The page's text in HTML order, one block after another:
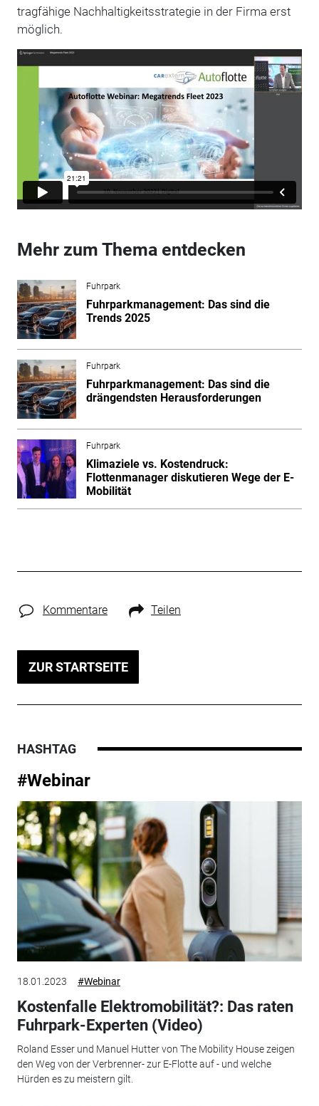
tragfähige Nachhaltigkeitsstrategie in der Firma erst
möglich.
Mehr zum Thema entdecken
Fuhrpark
Fuhrparkmanagement: Das sind die
Trends 2025
Fuhrpark
Fuhrparkmanagement: Das sind die
drängendsten Herausforderungen
Fuhrpark
Klimaziele vs. Kostendruck:
Flottenmanager diskutieren Wege der E-
Mobilität
Kommentare Teilen
ZUR STARTSEITE
HASHTAG
#Webinar
18.01.2023 #Webinar
Kostenfalle Elektromobilität?: Das raten
Fuhrpark-Experten (Video)
Roland Esser und Manuel Hutter von The Mobility House zeigen
den Weg von der Verbrenner- zur E-Flotte auf - und welche
Hürden es zu meistern gilt.